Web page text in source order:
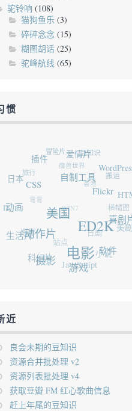
驼铃响 (108)
猫狗鱼乐 (3)
碎碎念念 (15)
糊图胡话(25)
驼峰航线 (65)
惯
电影
ED2K
美国
动作片
摄影
游戏
软件
喜剧
自制工具
CSS
动画
生活片
科幻片
JavaScript
小说
美剧
爱情片
插件
日本
站点
日剧
横幅图
搬运
豆知识
冒险片
旅行
弯弯
香港
魔兽世界
近
良会未期的豆知识
资源合并批处理 v2
资源列表批处理 v4
获取豆瓣 FM 红心歌曲信息
赶上年尾的豆知识